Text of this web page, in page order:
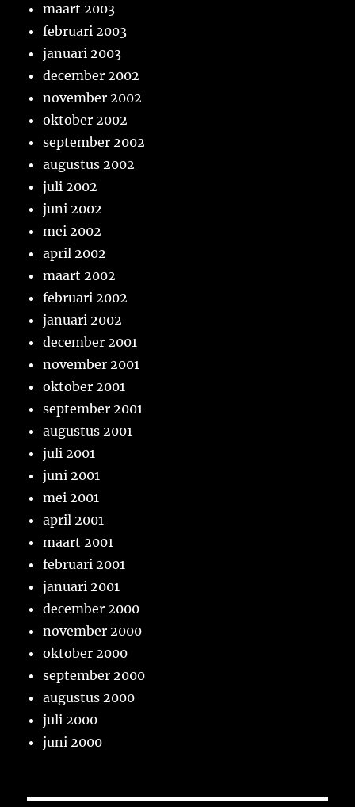
maart 2003
februari 2003
januari 2003
december 2002
november 2002
oktober 2002
september 2002
augustus 2002
juli 2002
juni 2002
mei 2002
april 2002
maart 2002
februari 2002
januari 2002
december 2001
november 2001
oktober 2001
september 2001
augustus 2001
juli 2001
juni 2001
mei 2001
april 2001
maart 2001
februari 2001
januari 2001
december 2000
november 2000
oktober 2000
september 2000
augustus 2000
juli 2000
juni 2000